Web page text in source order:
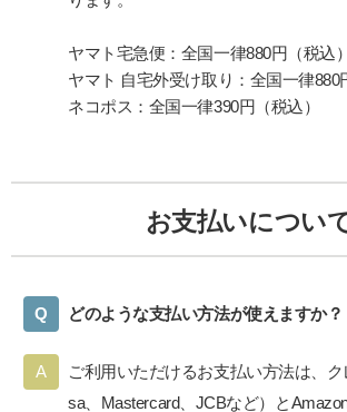
ヤマト宅急便：全国一律880円（税込）
ヤマト 自宅外受け取り：全国一律880
ネコポス：全国一律390円（税込）
お支払いについ
どのような支払い方法が使えますか？
ご利用いただけるお支払い方法は、
sa、Mastercard、JCBなど）とAmazon